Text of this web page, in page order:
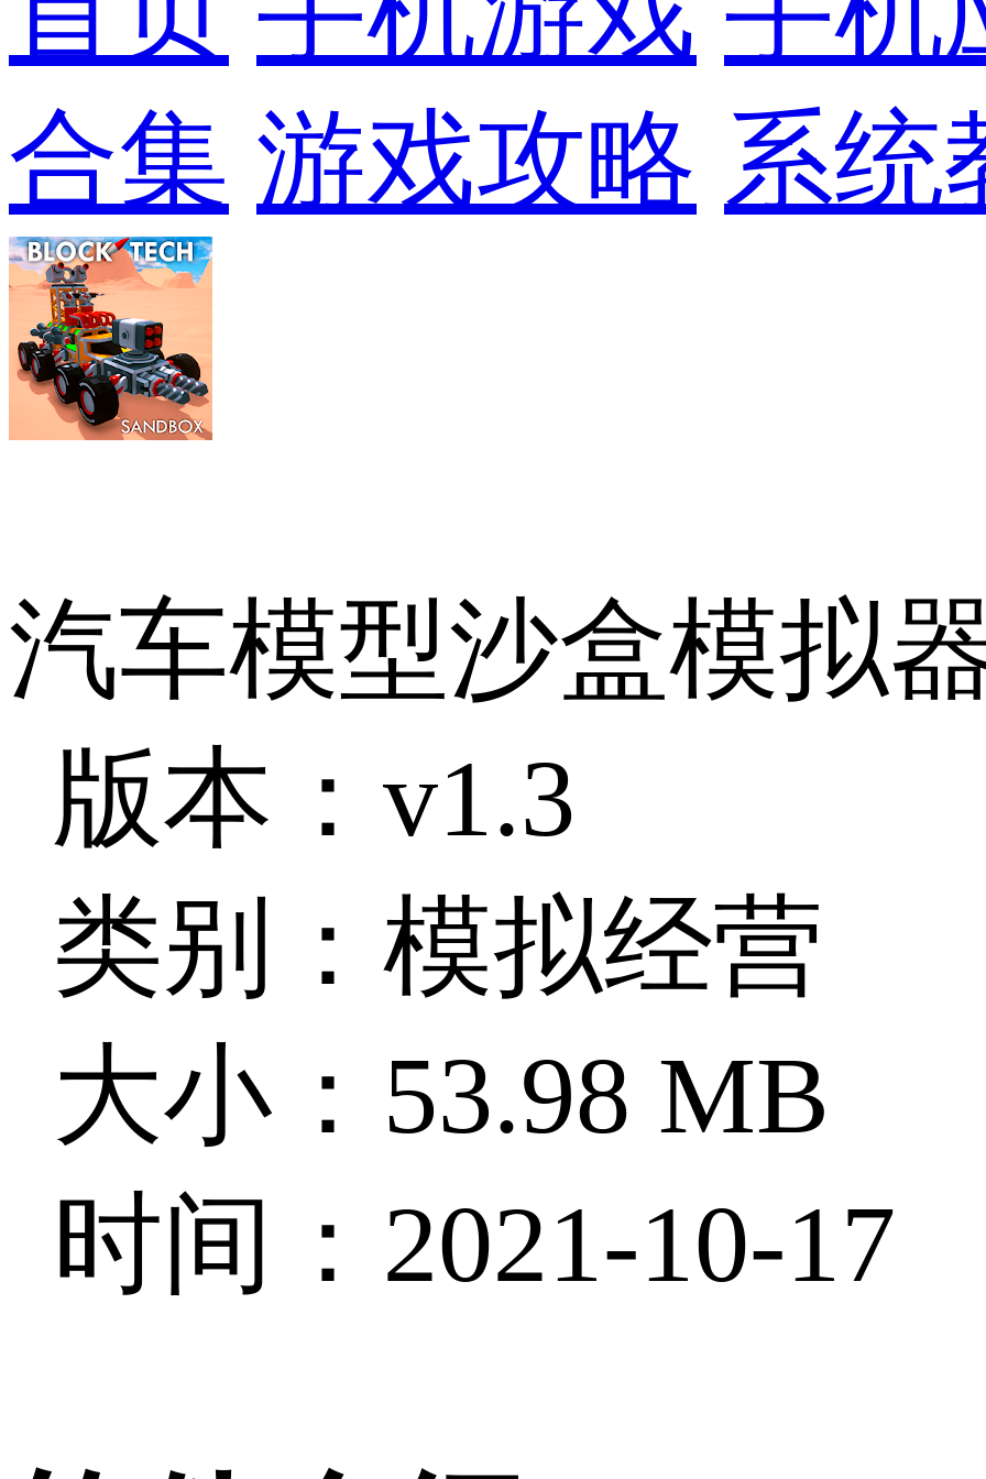
合集 游戏攻略 系统
汽车模型沙盒模拟
版本：v1.3
类别：模拟经营
大小：53.98 MB
时间：2021-10-17